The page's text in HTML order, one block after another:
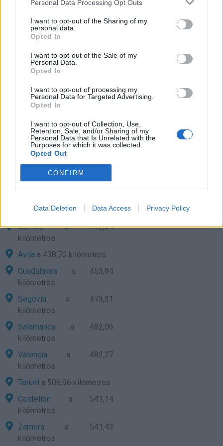
Personal Data Processing Opt Outs
I want to opt-out of the Sharing of my
personal data.
Opted In
I want to opt-out of the Sale of my
Personal Data.
Opted In
I want to opt-out of processing my
Personal Data for Targeted Advertising.
Opted In
I want to opt-out of Collection, Use,
Retention, Sale, and/or Sharing of my
Personal Data that Is Unrelated with the
Purposes for which it was collected.
Opted Out
CONFIRM
Data Deletion Data Access Privacy Policy
Ciudad Reala 260,36
kilómetros
Badajoza 316,72
kilómetros
Cáceresa 343,05
kilómetros
Albacetea 351,81
kilómetros
Toledoa 355,51 kilómetros
a 408,48
kilómetros
kilómetros
Cuencaa 432,34
kilómetros
Avila a 438,70 kilómetros
Guadalajara a 453,84
kilómetros
Segovia a 473,31
kilómetros
Salamanca a 482,06
kilómetros
Valencia a 482,27
kilómetros
Teruel a 506,96 kilómetros
Castellón a 541,14
kilómetros
Zamora a 541,43
kilómetros